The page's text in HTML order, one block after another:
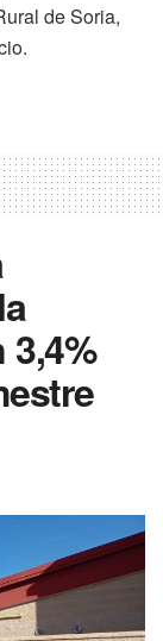
de Soria,